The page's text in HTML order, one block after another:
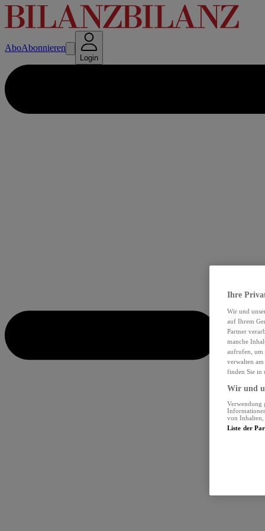
AboAbonnieren
Login
Ihre
Wir und
auf Ihrem
Partner
manche
aufrufen, um
verwalten
finden Sie in
Wir und
Verwendung
von Inhalten,
Liste der